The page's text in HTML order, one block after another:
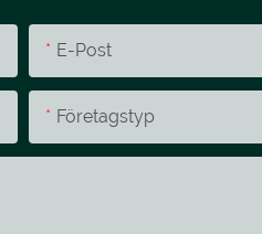
E-Post
Företagstyp